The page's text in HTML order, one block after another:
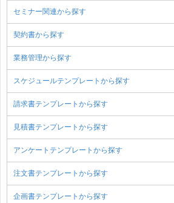
セミナー関連から探す
契約書から探す
業務管理から探す
スケジュールテンプレートから探す
請求書テンプレートから探す
見積書テンプレートから探す
アンケートテンプレートから探す
注文書テンプレートから探す
企画書テンプレートから探す